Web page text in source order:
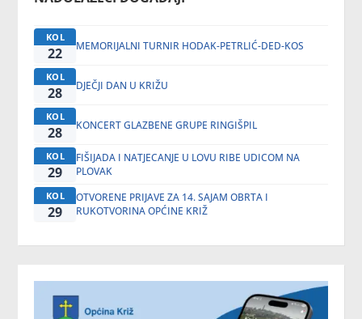
KOL
22 MEMORIJALNI TURNIR HODAK-PETRLIĆ-DED-KOS
KOL
28 DJEČJI DAN U KRIŽU
KOL
28 KONCERT GLAZBENE GRUPE RINGIŠPIL
KOL
29
FIŠIJADA I NATJECANJE U LOVU RIBE UDICOM NA
PLOVAK
KOL
29
OTVORENE PRIJAVE ZA 14. SAJAM OBRTA I
RUKOTVORINA OPĆINE KRIŽ